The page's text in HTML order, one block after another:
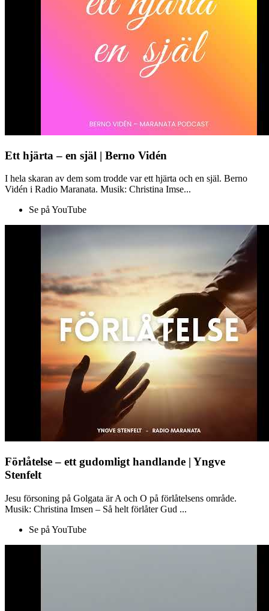
Ett hjärta – en själ | Berno Vidén
I hela skaran av dem som trodde var ett hjärta och en själ. Berno
Vidén i Radio Maranata. Musik: Christina Imse...
Se på YouTube
Förlåtelse – ett gudomligt handlande | Yngve
Stenfelt
Jesu försoning på Golgata är A och O på förlåtelsens område.
Musik: Christina Imsen – Så helt förlåter Gud ...
Se på YouTube